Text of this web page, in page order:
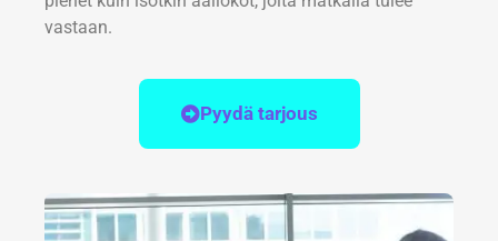
vastaan.
Pyydä tarjous